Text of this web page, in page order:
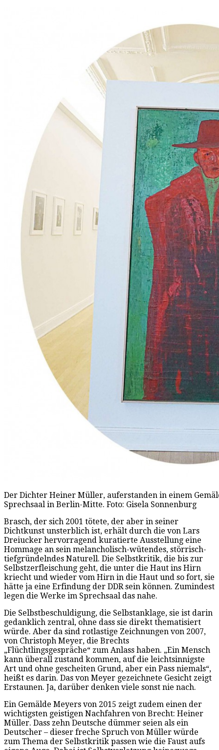
Der Dichter Heiner Müller, auferstanden in einem
Sprechsaal in Berlin-Mitte. Foto: Gisela Sonnenburg
Brasch, der sich 2001 tötete, der aber in seiner
Dichtkunst unsterblich ist, erhält durch die von Lars
Dreiucker hervorragend kuratierte Ausstellung eine
Hommage an sein melancholisch-wütendes, störrisch-
tiefgründelndes Naturell. Die Selbstkritik, die bis zur
Selbstzerfleischung geht, die unter die Haut ins Hirn
kriecht und wieder vom Hirn in die Haut und so fort, sie
hätte ja eine Erfindung der DDR sein können. Zumindest
legen die Werke im Sprechsaal das nahe.
Die Selbstbeschuldigung, die Selbstanklage, sie ist darin
gedanklich zentral, ohne dass sie direkt thematisiert
würde. Aber da sind rotlastige Zeichnungen von 2007,
von Christoph Meyer, die Brechts
„Flüchtlingsgespräche“ zum Anlass haben. „Ein Mensch
kann überall zustand kommen, auf die leichtsinnigste
Art und ohne gescheiten Grund, aber ein Pass niemals“,
heißt es darin. Das von Meyer gezeichnete Gesicht zeigt
Erstaunen. Ja, darüber denken viele sonst nie nach.
Ein Gemälde Meyers von 2015 zeigt zudem einen der
wichtigsten geistigen Nachfahren von Brecht: Heiner
Müller. Dass zehn Deutsche dümmer seien als ein
Deutscher – dieser freche Spruch von Müller würde
zum Thema der Selbstkritik passen wie die Faust aufs